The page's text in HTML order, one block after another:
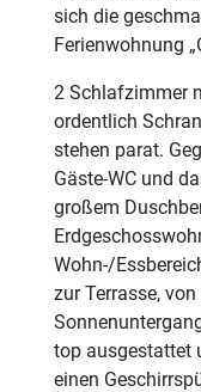
sich die
Ferienwohnung
2 Schlafzimmer
ordentlich
stehen parat.
Gäste-WC und
großem
Wohn-/
zur Terrasse,
top ausgestattet
einen